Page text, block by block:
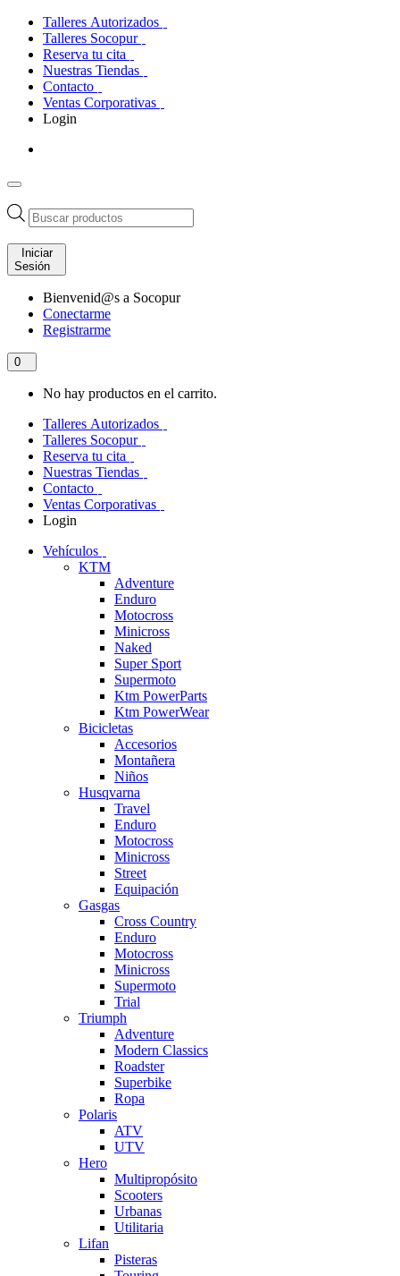
Talleres Autorizados
Talleres Socopur
Reserva tu cita
Nuestras Tiendas
Contacto
Ventas Corporativas
Login
Búsqueda
de
productos
Iniciar
Sesión
Bienvenid@s a Socopur
Conectarme
Registrarme
0
No hay productos en el carrito.
Talleres Autorizados
Talleres Socopur
Reserva tu cita
Nuestras Tiendas
Contacto
Ventas Corporativas
Login
Vehículos
KTM
Adventure
Enduro
Motocross
Minicross
Naked
Super Sport
Supermoto
Ktm PowerParts
Ktm PowerWear
Bicicletas
Accesorios
Montañera
Niños
Husqvarna
Travel
Enduro
Motocross
Minicross
Street
Equipación
Gasgas
Cross Country
Enduro
Motocross
Minicross
Supermoto
Trial
Triumph
Adventure
Modern Classics
Roadster
Superbike
Ropa
Polaris
ATV
UTV
Hero
Multipropósito
Scooters
Urbanas
Utilitaria
Lifan
Pisteras